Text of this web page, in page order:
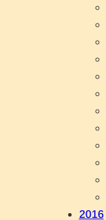
2016